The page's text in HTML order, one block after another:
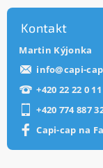
Kontakt
Martin Kýjonka
info@capi-
+420 22 22 0
+420 774 887
Capi-cap na